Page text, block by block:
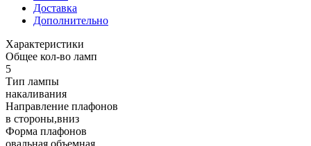
Доставка
Дополнительно
Характеристики
Общее кол-во ламп
5
Тип лампы
накаливания
Направление плафонов
в стороны,вниз
Форма плафонов
овальная объемная